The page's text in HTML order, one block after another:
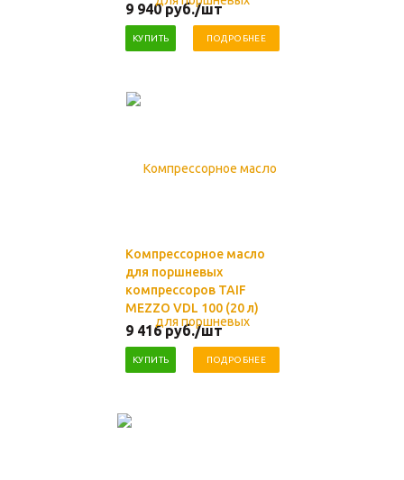
9 940руб./шт
КУПИТЬ ПОДРОБНЕЕ
Компрессорное масло
для поршневых
компрессоров TAIF
MEZZO VDL 100 (20 л)
9 416руб./шт
КУПИТЬ ПОДРОБНЕЕ